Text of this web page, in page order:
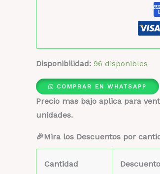
Disponibilidad: 96 disponibles
COMPRAR EN WHATSAPP
Precio mas bajo aplica para
unidades.
🎉Mira los Descuentos por
Cantidad Descuento